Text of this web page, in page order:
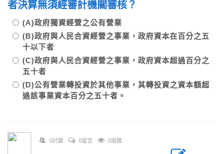
者決算無須經審計機關審核？
(A)政府獨資經營之公有營業
(B)政府與人民合資經營之事業，政府資本在百分之五
十以下者
(C)政府與人民合資經營之事業，政府資本超過百分之
五十者
(D)公有營業轉投資於其他事業，其轉投資之資本額超
過該事業資本百分之五十者。
0討論 0留言 0追蹤